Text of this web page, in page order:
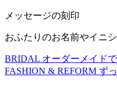
メッセージの刻印
おふたりのお名前やイニ
BRIDAL オーダーメイド
FASHION & REFORM ず